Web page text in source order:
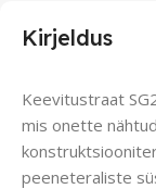
Kirjeldus
Keevitustraat
mis onette
peeneteraliste